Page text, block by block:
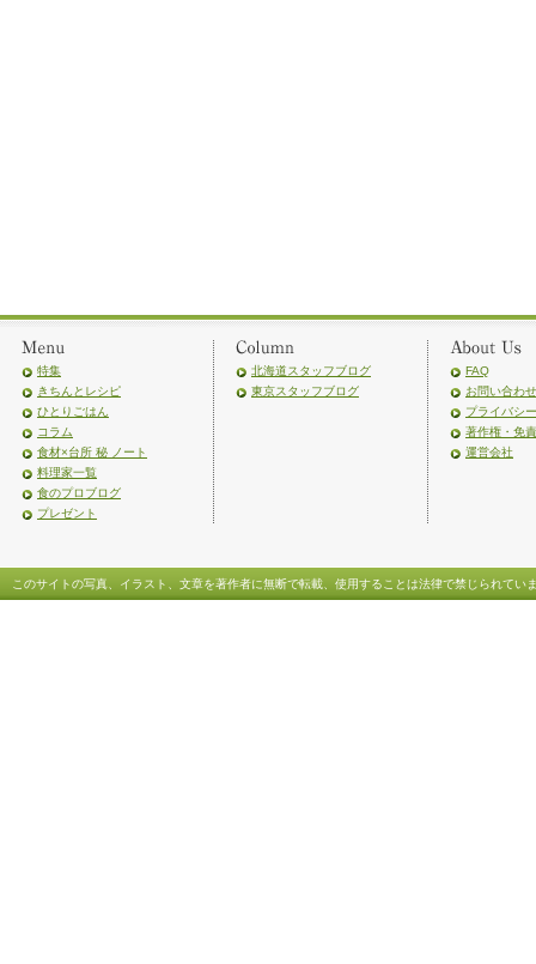
特集
きちんとレシピ
ひとりごはん
コラム
食材×台所 秘 ノート
料理家一覧
食のプロブログ
プレゼント
北海道スタッフブログ
東京スタッフブログ
FAQ
お問い合わせ
プライバシ
著作権・免
運営会社
このサイトの写真、イラスト、文章を著作者に無断で転載、使用することは法律で禁じられてい